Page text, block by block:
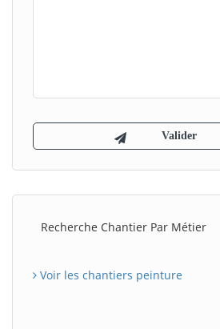
Recherche Chantier Par Métier
Voir les chantiers peinture